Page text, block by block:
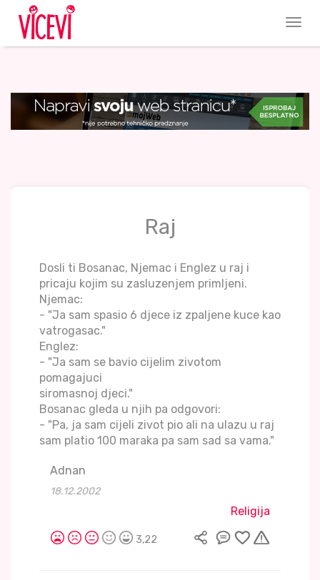
Raj
Dosli ti Bosanac, Njemac i Englez u raj i
pricaju kojim su zasluzenjem primljeni.
Njemac:
- "Ja sam spasio 6 djece iz zpaljene kuce kao
vatrogasac."
Englez:
- "Ja sam se bavio cijelim zivotom
pomagajuci
siromasnoj djeci."
Bosanac gleda u njih pa odgovori:
- "Pa, ja sam cijeli zivot pio ali na ulazu u raj
sam platio 100 maraka pa sam sad sa vama."
Adnan
18.12.2002
Religija
3,22